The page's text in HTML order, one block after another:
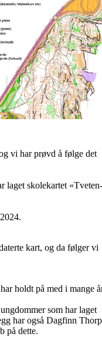
vi har prøvd å følge det
laget skolekartet «Tveten-
kart, og da følger vi
holdt på med i mange
som har laget
har også Dagfinn
på dette.